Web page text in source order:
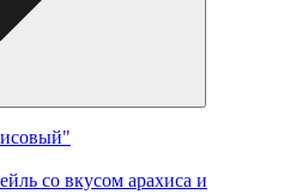
со вкусом арахиса и